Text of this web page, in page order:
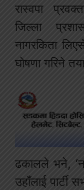
रास्वपा
जिल्ला
नागरकिता
घोषणा गरिने
ढकालले भने,
उहाँलाई पार्टी